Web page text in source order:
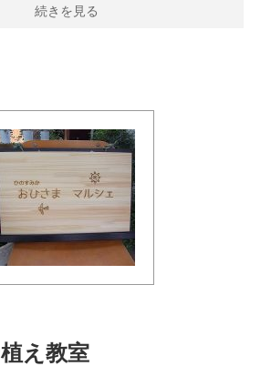
続きを見る
え教室